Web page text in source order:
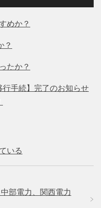
めか？
？
たか？
行手続】完了のお知らせ
いる
部電力、関西電力